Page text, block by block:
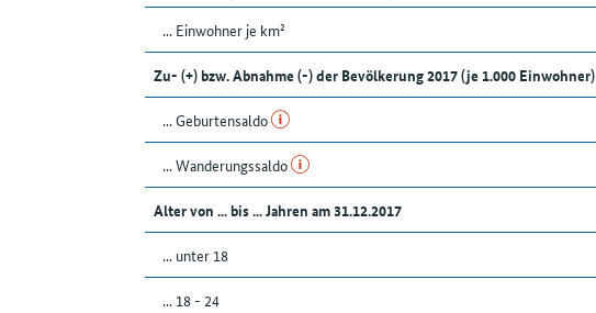
... Einwohner je km²
Zu- (+) bzw. Abnahme (-) der Bevölkerung 2017 (je 1.000 Einwohner)
... Geburtensaldo
... Wanderungssaldo
Alter von ... bis ... Jahren am 31.12.2017
... unter 18
... 18 - 24